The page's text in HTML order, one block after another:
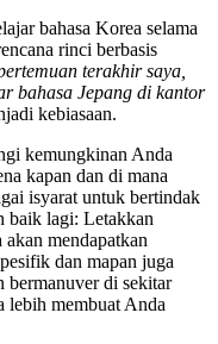
bahasa Korea selama
rinci berbasis
terakhir saya,
bahasa Jepang di kantor
kebiasaan.
kemungkinan Anda
kapan dan di mana
isyarat untuk bertindak
baik lagi: Letakkan
mendapatkan
dan mapan juga
bermanuver di sekitar
lebih membuat Anda